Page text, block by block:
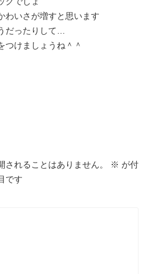
わいさが増すと思います
だったりして…
つけましょうね＾＾
されることはありません。 ※ が付
です